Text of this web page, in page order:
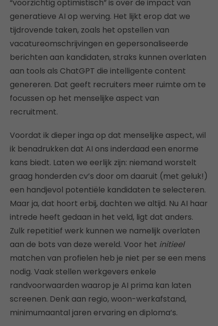
“voorzichtig optimistisch” is over de impact van
generatieve AI op werving. Het lijkt erop dat we
tijdrovende taken, zoals het opstellen van
vacatureomschrijvingen en gepersonaliseerde
berichten aan kandidaten, straks kunnen overlaten
aan tools als ChatGPT die intelligente content
genereren. Dat geeft recruiters meer ruimte om te
focussen op het menselijke aspect van
recruitment.
Voordat ik dieper inga op dat menselijke aspect, wil
ik benadrukken dat AI ons inderdaad een enorme
kans biedt. Laten we eerlijk zijn: niemand worstelt
graag honderden cv’s door om daaruit (met geluk!)
een handjevol potentiële kandidaten te selecteren.
Maar ja, dat hoort erbij, dachten we altijd. Nu AI haar
intrede heeft gedaan in het veld, ligt dat anders.
Zulk repetitief werk kunnen we namelijk overlaten
aan de bots van deze wereld. Voor het initieel
matchen van profielen heb je niet per se een mens
nodig. Vaak stellen werkgevers enkele
randvoorwaarden waarop je AI prima kan laten
screenen. Denk aan regio, woon-werkafstand,
minimumaantal jaren ervaring en diploma’s.